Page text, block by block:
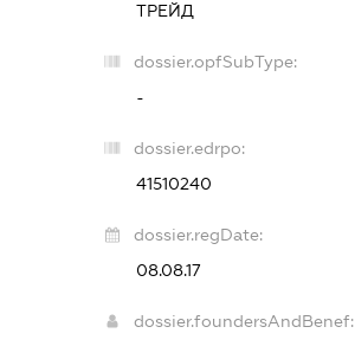
ТРЕЙД
dossier.opfSubType:
-
dossier.edrpo:
41510240
dossier.regDate:
08.08.17
dossier.foundersAndBenef: